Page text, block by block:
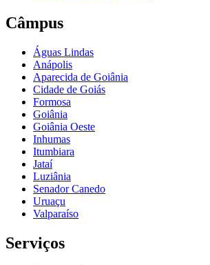
Câmpus
Águas Lindas
Anápolis
Aparecida de Goiânia
Cidade de Goiás
Formosa
Goiânia
Goiânia Oeste
Inhumas
Itumbiara
Jataí
Luziânia
Senador Canedo
Uruaçu
Valparaíso
Serviços